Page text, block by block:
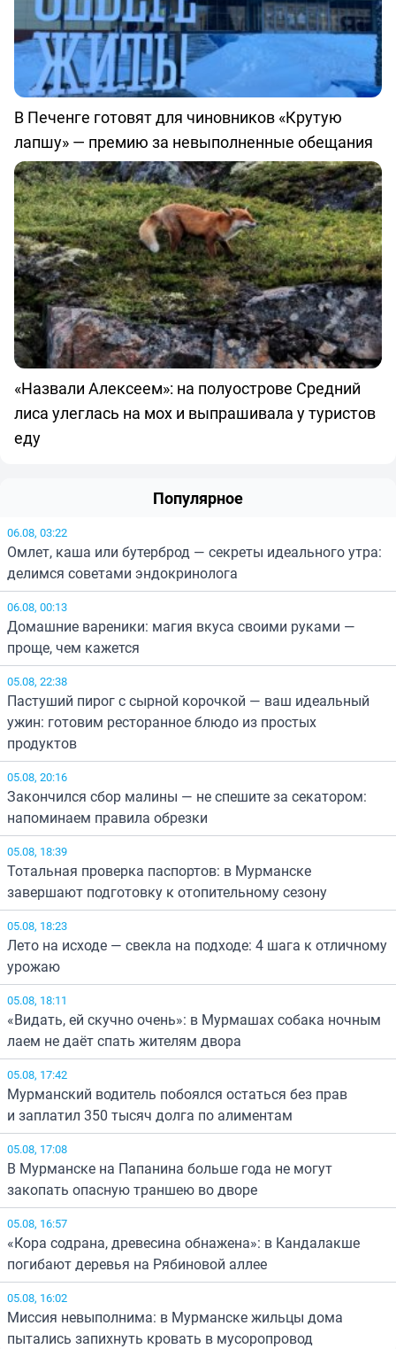
В Печенге готовят для чиновников «Крутую
лапшу» — премию за невыполненные обещания
«Назвали Алексеем»: на полуострове Средний
лиса улеглась на мох и выпрашивала у туристов
еду
Популярное
06.08, 03:22
Омлет, каша или бутерброд — секреты идеального утра:
делимся советами эндокринолога
06.08, 00:13
Домашние вареники: магия вкуса своими руками —
проще, чем кажется
05.08, 22:38
Пастуший пирог с сырной корочкой — ваш идеальный
ужин: готовим ресторанное блюдо из простых
продуктов
05.08, 20:16
Закончился сбор малины — не спешите за секатором:
напоминаем правила обрезки
05.08, 18:39
Тотальная проверка паспортов: в Мурманске
завершают подготовку к отопительному сезону
05.08, 18:23
Лето на исходе — свекла на подходе: 4 шага к отличному
урожаю
05.08, 18:11
«Видать, ей скучно очень»: в Мурмашах собака ночным
лаем не даёт спать жителям двора
05.08, 17:42
Мурманский водитель побоялся остаться без прав
и заплатил 350 тысяч долга по алиментам
05.08, 17:08
В Мурманске на Папанина больше года не могут
закопать опасную траншею во дворе
05.08, 16:57
«Кора содрана, древесина обнажена»: в Кандалакше
погибают деревья на Рябиновой аллее
05.08, 16:02
Миссия невыполнима: в Мурманске жильцы дома
пытались запихнуть кровать в мусоропровод